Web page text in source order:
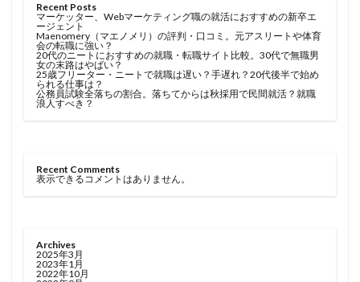
Recent Posts
マーケッター、Webマーケティング職の就活におすすめの新卒エ
ージェント
Maenomery（マエノメリ）の評判・口コミ。元アスリートや体育
会の転職に強い？
20代のニートにおすすめの就職・転職サイト比較。30代で無職男
女の末路はやばい？
25歳フリーター・ニートで就職は遅い？手遅れ？20代後半で始め
られる仕事は？
公務員試験全落ちの割合。落ちてからは秋採用で民間就活？就職
浪人すべき？
Recent Comments
表示できるコメントはありません。
Archives
2025年3月
2023年1月
2022年10月